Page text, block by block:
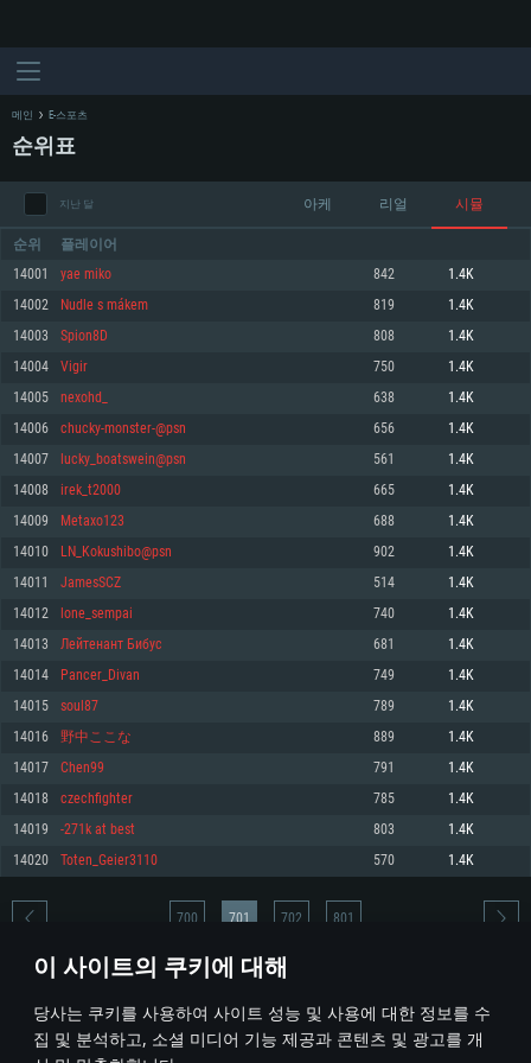
이 사이트의 쿠키에 대해
당사는 쿠키를 사용하여 사이트 성능 및 사용에 대한 정보를 수
집 및 분석하고, 소셜 미디어 기능 제공과 콘텐츠 및 광고를 개
최소사양
운영체제: Windows 10 (64 bit)
프로세서: 2.2 GHz 듀얼코어 이상
메모리: 4GB
그래픽 카드: DirectX 11 이상을 지원하는 AMD Radeon 77XX / NVIDIA
GeForce GT 660. 최소 사양 해상도: 720p
네트워크: 브로드밴드 인터넷
여유 저장 공간: 22.1 GB (최소 클라이언트)
권장 사양
570 혹은 그 이상
여유 저장 공간: 62.2 GB (전체 클라이언트)
최소사양
운영체제: Mac OS Big Sur 11.0
프로세서: 최소 2.2 GHz의 Core i5 (Intel Xeon 은 지원하지 않습니다)
메모리: 6 GB
그래픽 카드: Metal 을 지원하는 Intel Iris Pro 5200 (Mac), 혹은 이와 비슷한 성
능을 가지는 Mac 버전의 AMD/Nvidia. 최소 해상도: 720p
네트워크: 브로드밴드 인터넷
여유 저장 공간: 22.1 GB (최소 클라이언트)
권장 사양
네트워크: 브로드밴드 인터넷
여유 저장 공간: 62.2 GB (전체 클라이언트)
최소사양
운영체제: 64bit Linux 중 최신 버전
프로세서: 2.4 GHz 듀얼코어
메모리: 4 GB
그래픽 카드: Vulkan 을 지원하고, 최신 그래픽 드라이버를 지원하는 NVIDIA
660 (6개월 미만) 혹은 그와 동급의 성능을 가지며 최신 그래픽 드라이버를 지
원하는 AMD (6개월 미만; 최소사양 지원 해상도 720p)
네트워크: 브로드밴드 인터넷
여유 저장 공간: 22.1 GB (최소 클라이언트)
권장 사양
운영체제: Ubuntu 20.04 64bit
프로세서: Intel Core i7
메모리: 16 GB
그래픽 카드: Vulkan 을 지원하고, 최신 그래픽 드라이버를 지원하는 NVIDIA
1060 (6개월 미만) 혹은 그와 동급의 성능을 가지며 최신 그래픽 드라이버를
지원하는 AMD RX 570 (6개월 미만; 최소사양 지원 해상도 720p) 이상
여유 저장 공간: 62.2 GB (전체 클라이언트)
메인 E-스포츠
순위표
지난 달 아케 리얼 시뮬
순위 플레이어
14001 yae miko 842 1.4K
14002 Nudle s mákem 819 1.4K
14003 Spion8D 808 1.4K
14004 Vigir 750 1.4K
14005 nexohd_ 638 1.4K
14006 chucky-monster-@psn 656 1.4K
14007 lucky_boatswein@psn 561 1.4K
14008 irek_t2000 665 1.4K
14009 Metaxo123 688 1.4K
14010 LN_Kokushibo@psn 902 1.4K
14011 JamesSCZ 514 1.4K
14012 lone_sempai 740 1.4K
14013 Лейтенант Бибус 681 1.4K
14014 Pancer_Divan 749 1.4K
14015 soul87 789 1.4K
14016 野中ここな 889 1.4K
14017 Chen99 791 1.4K
14018 czechfighter 785 1.4K
14019 -271k at best 803 1.4K
14020 Toten_Geier3110 570 1.4K
* 순위표는 매일 1회 갱신됩니다
700 701 702 801